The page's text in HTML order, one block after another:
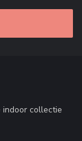
indoor collectie